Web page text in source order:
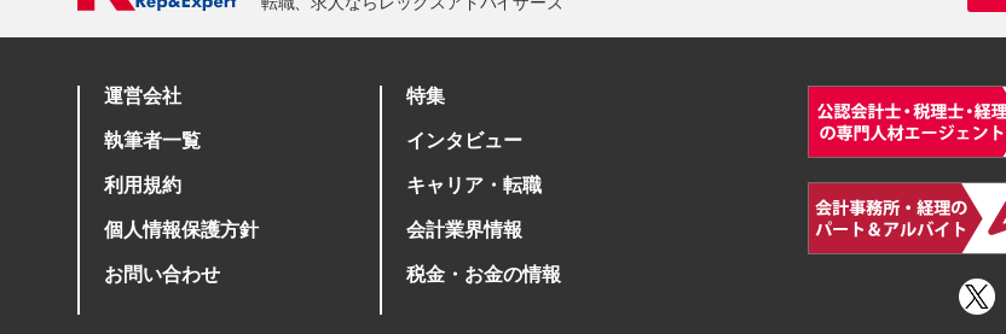
運営会社
執筆者一覧
利用規約
個人情報保護方針
お問い合わせ
特集
インタビュー
キャリア・転職
会計業界情報
税金・お金の情報